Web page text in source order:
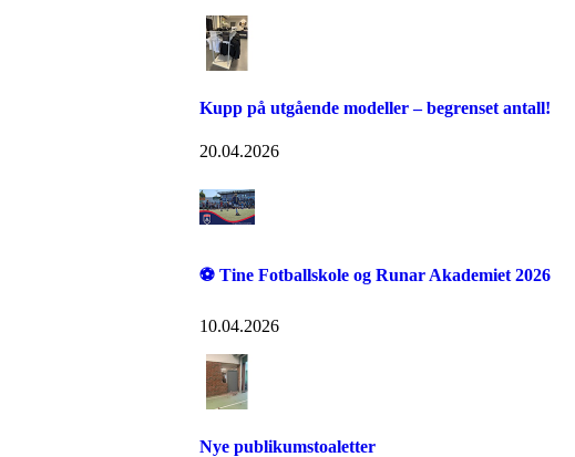
Kupp på utgående modeller – begrenset antall!
20.04.2026
⚽ Tine Fotballskole og Runar Akademiet 2026
10.04.2026
Nye publikumstoaletter